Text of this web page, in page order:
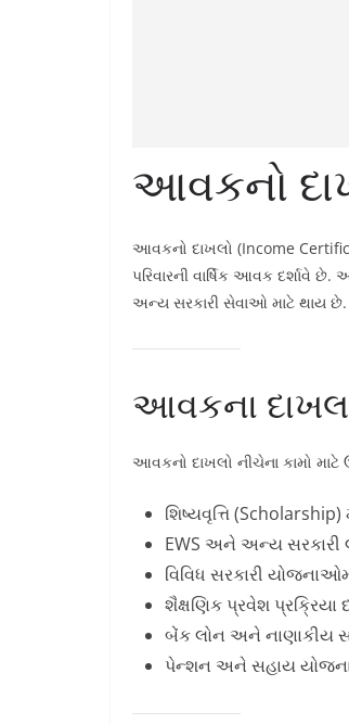
આવકનો
આવકનો દાખલો (Income
પરિવારની વાર્ષિક આવક દર્શાવે
અન્ય સરકારી સેવાઓ માટે થાય છે.
આવકના
આવકનો દાખલો નીચેના કામો માટે
શિષ્યવૃત્તિ
EWS અને અન્ય સરકારી
વિવિધ સરકારી
શૈક્ષણિક પ્રવેશ પ્રક્રિયા
બેંક લોન અને નાણાકીય
પેન્શન અને સહાય